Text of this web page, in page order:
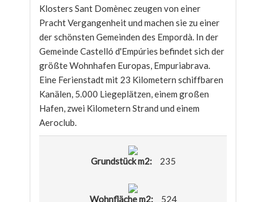
Klosters Sant Domènec zeugen von einer
Pracht Vergangenheit und machen sie zu einer
der schönsten Gemeinden des Empordà. In der
Gemeinde Castelló d'Empúries befindet sich der
größte Wohnhafen Europas, Empuriabrava.
Eine Ferienstadt mit 23 Kilometern schiffbaren
Kanälen, 5.000 Liegeplätzen, einem großen
Hafen, zwei Kilometern Strand und einem
Aeroclub.
Grundstück m2: 235
Wohnfläche m2: 524